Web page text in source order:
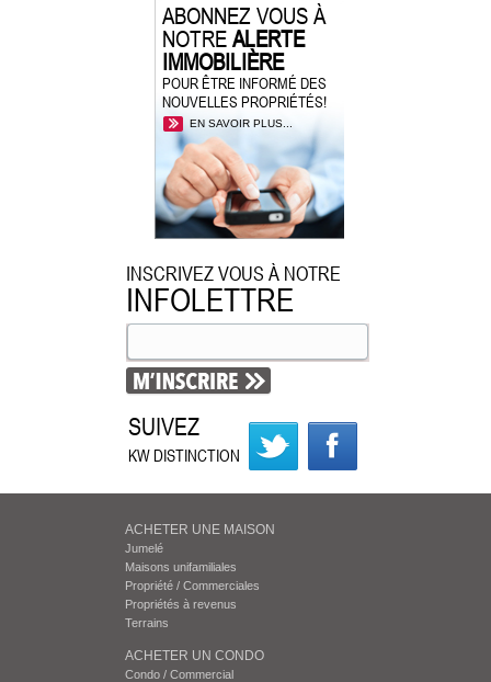
ABONNEZ VOUS À
NOTREALERTE
IMMOBILIÈRE
POUR ÊTRE INFORMÉ DES
NOUVELLES PROPRIÉTÉS!
EN SAVOIR PLUS...
INSCRIVEZ VOUS À NOTRE
INFOLETTRE
SUIVEZ
KW DISTINCTION
ACHETER UNE MAISON
Jumelé
Maisons unifamiliales
Propriété / Commerciales
Propriétés à revenus
Terrains
ACHETER UN CONDO
Condo / Commercial